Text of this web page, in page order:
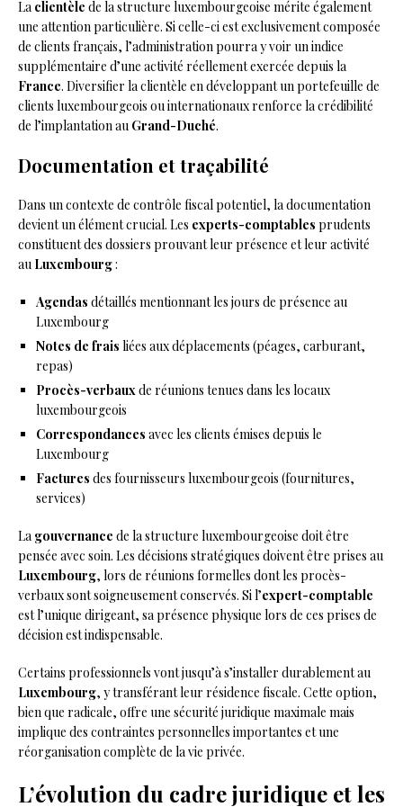
La clientèle de la structure luxembourgeoise mérite également
une attention particulière. Si celle-ci est exclusivement composée
de clients français, l’administration pourra y voir un indice
supplémentaire d’une activité réellement exercée depuis la
France. Diversifier la clientèle en développant un portefeuille de
clients luxembourgeois ou internationaux renforce la crédibilité
de l’implantation au Grand-Duché.
Documentation et traçabilité
Dans un contexte de contrôle fiscal potentiel, la documentation
devient un élément crucial. Les experts-comptables prudents
constituent des dossiers prouvant leur présence et leur activité
au Luxembourg:
Agendas détaillés mentionnant les jours de présence au
Luxembourg
Notes de frais liées aux déplacements (péages, carburant,
repas)
Procès-verbaux de réunions tenues dans les locaux
luxembourgeois
Correspondances avec les clients émises depuis le
Luxembourg
Factures des fournisseurs luxembourgeois (fournitures,
services)
La gouvernance de la structure luxembourgeoise doit être
pensée avec soin. Les décisions stratégiques doivent être prises au
Luxembourg, lors de réunions formelles dont les procès-
verbaux sont soigneusement conservés. Si l’expert-comptable
est l’unique dirigeant, sa présence physique lors de ces prises de
décision est indispensable.
Certains professionnels vont jusqu’à s’installer durablement au
Luxembourg, y transférant leur résidence fiscale. Cette option,
bien que radicale, offre une sécurité juridique maximale mais
implique des contraintes personnelles importantes et une
réorganisation complète de la vie privée.
L’évolution du cadre juridique et les